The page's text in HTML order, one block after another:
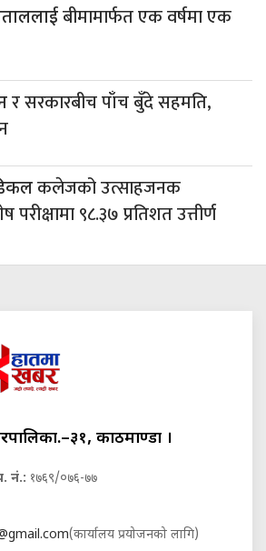
बीमामार्फत एक वर्षमा एक
र सरकारबीच पाँच बुँदे सहमति,
कलेजको उत्साहजनक
९८.३७ प्रतिशत उत्तीर्ण
काठमाण्डौं ।
नं.: १७६९/०७६-७७
(कार्यालय प्रयोजनको लागि)